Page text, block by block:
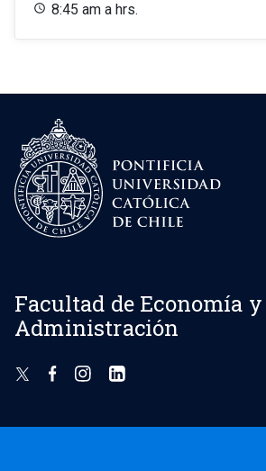
8:45 am a hrs.
Facultad de Economía y
Administración